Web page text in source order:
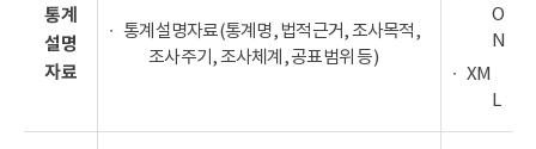
통계
설명
자료
통계설명자료(통계명, 법적근거, 조사목적,
조사주기, 조사체계, 공표범위 등)
O
N
XM
L